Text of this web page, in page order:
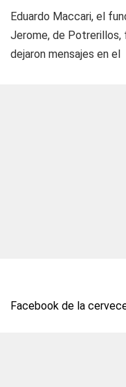
Eduardo Maccari, el
Jerome, de Potrerillos,
dejaron mensajes en el
Facebook de la